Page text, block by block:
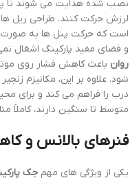
نصب شده هدایت می شوند تا
لرزش حرکت کنند. طراحی ریل
است که حرکت پنل ها به صورت
و فضای مفید پارکینگ اشغال
روان باعث کاهش فشار روی
شود. علاوه بر این، مکانیزم
درب را فراهم می کند و برای
متوسط تا سنگین دارند، کاملاً
فنرهای بالانس و
یکی از ویژگی های مهم جک